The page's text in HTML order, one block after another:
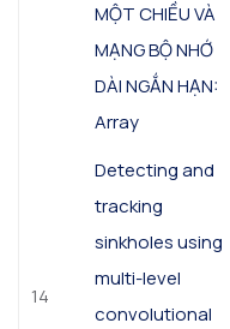
MỘT CHIỀU VÀ
MẠNG BỘ NHỚ
DÀI NGẮN HẠN:
Array
14
Detecting and
tracking
sinkholes using
multi-level
convolutional